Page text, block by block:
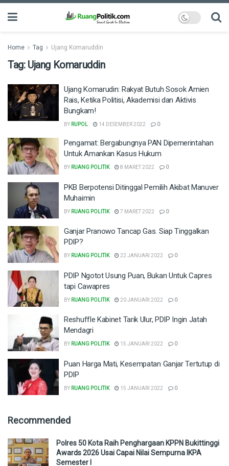
Home Tag Ujang Komaruddin
Tag: Ujang Komaruddin
Ujang Komarudin: Rakyat Butuh Sosok Amien
Rais, Ketika Politisi, Akademisi dan Aktivis
Bungkam!
BY RUPOL 14 DESEMBER 2022 0
Pengamat: Bergabungnya PAN Dipemerintahan
Untuk Amankan Kasus Hukum
BY RUANG POLITIK 8 MARET 2022 0
PKB Berpotensi Ditinggal Pemilih Akibat Manuver
Muhaimin
BY RUANG POLITIK 7 MARET 2022 0
Ganjar Pranowo Tancap Gas. Siap Tinggalkan
PDIP?
BY RUANG POLITIK 22 JANUARI 2022 0
PDIP Ngotot Usung Puan, Bukan Untuk Capres
tapi Cawapres
BY RUANG POLITIK 20 JANUARI 2022 0
Reshuffle Kabinet Tarik Ulur, PDIP Ingin Jatah
Mendagri
BY RUANG POLITIK 15 JANUARI 2022 0
Puan Harga Mati, Kesempatan Ganjar Tertutup di
PDIP
BY RUANG POLITIK 15 JANUARI 2022 0
Recommended
Polres 50 Kota Raih Penghargaan KPPN Bukittinggi
Awards 2026 Usai Capai Nilai Sempurna IKPA
Semester I